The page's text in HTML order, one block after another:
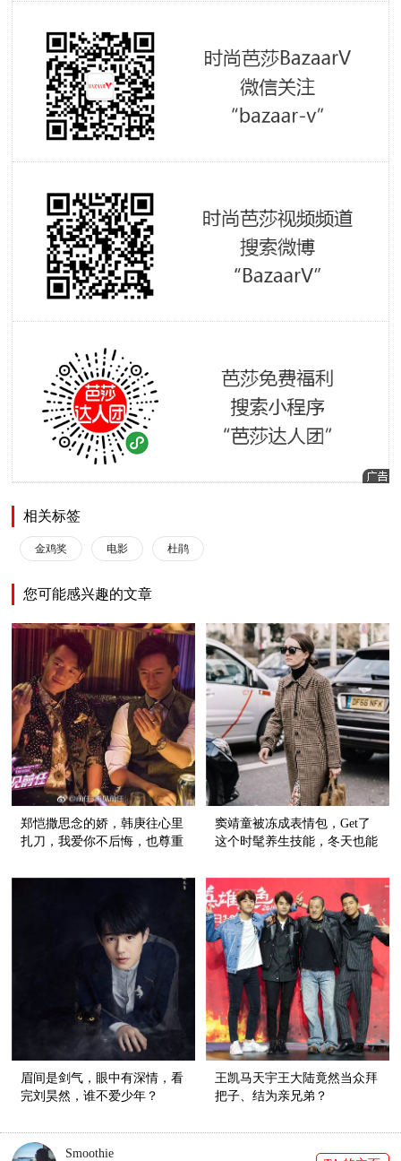
相关标签
金鸡奖 电影 杜鹃
您可能感兴趣的文章
郑恺撒思念的娇，韩庚往心里
扎刀，我爱你不后悔，也尊重
窦靖童被冻成表情包，Get了
这个时髦养生技能，冬天也能
眉间是剑气，眼中有深情，看
完刘昊然，谁不爱少年？
王凯马天宇王大陆竟然当众拜
把子、结为亲兄弟？
Smoothie